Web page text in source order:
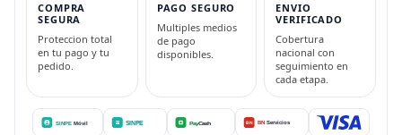
COMPRA
SEGURA
Proteccion total
en tu pago y tu
pedido.
PAGO SEGURO
Multiples medios
de pago
disponibles.
ENVIO
VERIFICADO
Cobertura
nacional con
seguimiento en
cada etapa.